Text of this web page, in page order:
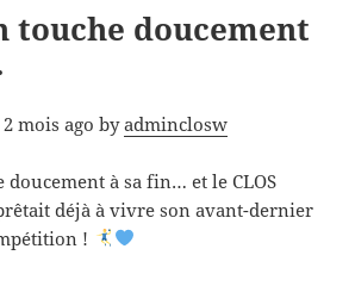
touche doucement
2 mois ago byadminclosw
doucement à sa fin… et le CLOS
déjà à vivre son avant-dernier
!